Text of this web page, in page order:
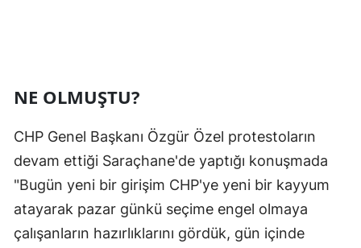
NE OLMUŞTU?
CHP Genel Başkanı Özgür Özel protestoların
devam ettiği Saraçhane'de yaptığı konuşmada
"Bugün yeni bir girişim CHP'ye yeni bir kayyum
atayarak pazar günkü seçime engel olmaya
çalışanların hazırlıklarını gördük, gün içinde